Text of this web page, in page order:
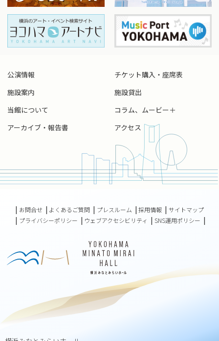
公演情報
チケット購入・座席表
施設案内
施設貸出
当館について
コラム、ムービー＋
アーカイブ・報告書
アクセス
お問合せ よくあるご質問 プレスルーム 採用情報
サイトマップ
プライバシーポリシー
ウェブアクセシビリティ SNS運用ポリシー